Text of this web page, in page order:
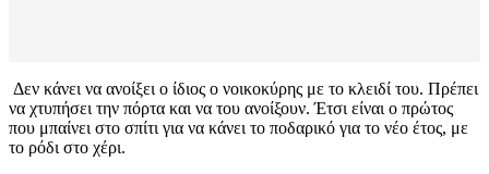
Δεν κάνει να ανοίξει ο ίδιος ο νοικοκύρης με το κλειδί του. Πρέπει
να χτυπήσει την πόρτα και να του ανοίξουν. Έτσι είναι ο πρώτος
που μπαίνει στο σπίτι για να κάνει το ποδαρικό για το νέο έτος, με
το ρόδι στο χέρι.